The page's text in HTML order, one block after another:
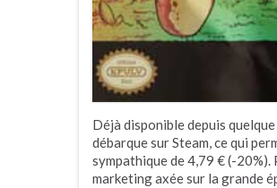
Déjà disponible depuis
débarque sur Steam, ce qui
sympathique de 4,79 € (-20%).
marketing axée sur la grande